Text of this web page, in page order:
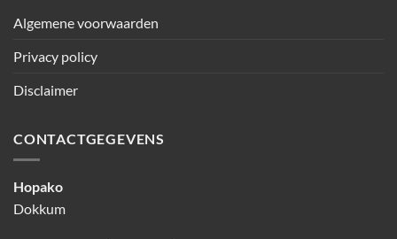
Algemene voorwaarden
Privacy policy
Disclaimer
CONTACTGEGEVENS
Hopako
Dokkum